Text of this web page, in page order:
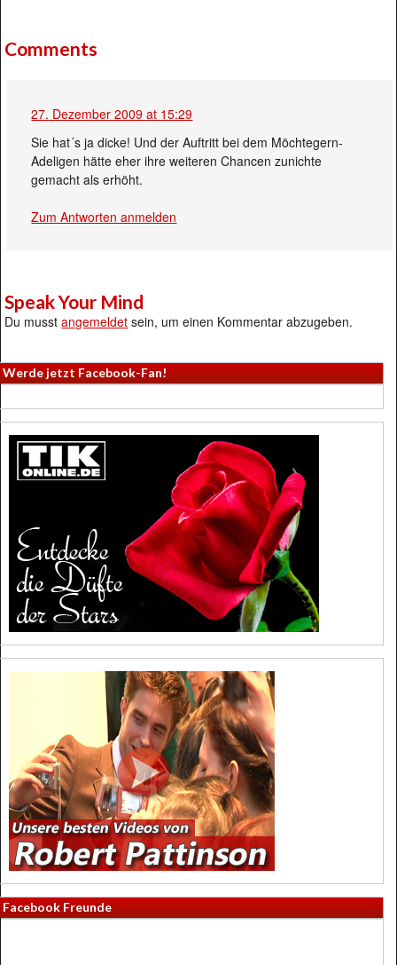
Comments
27. Dezember 2009 at 15:29
Sie hat´s ja dicke! Und der Auftritt bei dem Möchtegern-
Adeligen hätte eher ihre weiteren Chancen zunichte
gemacht als erhöht.
Zum Antworten anmelden
Speak Your Mind
Du musstangemeldet sein, um einen Kommentar abzugeben.
Werde jetzt Facebook-Fan!
Facebook Freunde